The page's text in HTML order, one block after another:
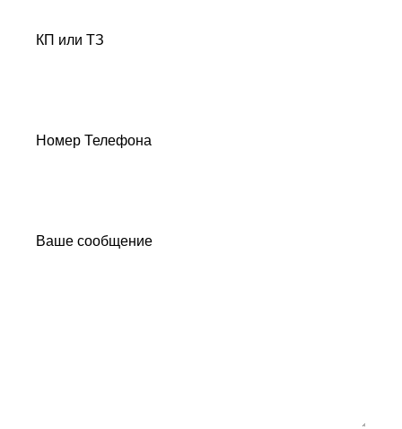
КП или ТЗ
Номер Телефона
Ваше сообщение